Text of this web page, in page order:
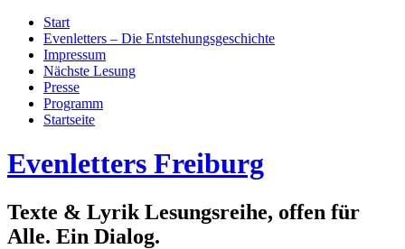
Start
Evenletters – Die Entstehungsgeschichte
Impressum
Nächste Lesung
Presse
Programm
Startseite
Evenletters Freiburg
Texte & Lyrik Lesungsreihe, offen für
Alle. Ein Dialog.